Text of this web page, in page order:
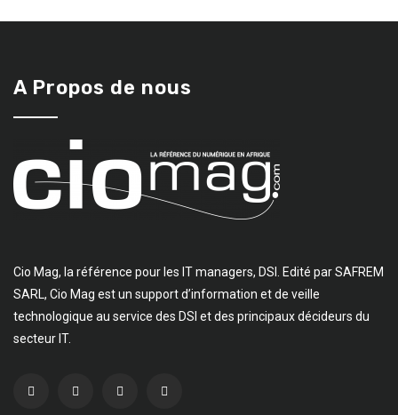
A Propos de nous
Cio Mag, la référence pour les IT managers, DSI. Edité par SAFREM
SARL, Cio Mag est un support d’information et de veille
technologique au service des DSI et des principaux décideurs du
secteur IT.